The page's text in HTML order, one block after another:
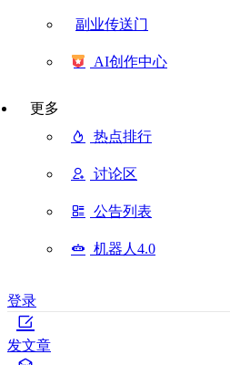
副业传送门
AI创作中心
更多
热点排行
讨论区
公告列表
机器人4.0
登录
发文章